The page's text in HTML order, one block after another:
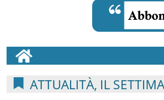
ATTUALITÀ, IL